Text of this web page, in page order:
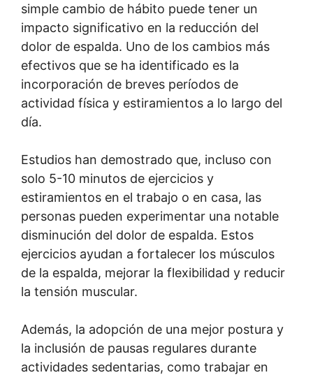
simple cambio de hábito puede tener un
impacto significativo en la reducción del
dolor de espalda. Uno de los cambios más
efectivos que se ha identificado es la
incorporación de breves períodos de
actividad física y estiramientos a lo largo del
día.
Estudios han demostrado que, incluso con
solo 5-10 minutos de ejercicios y
estiramientos en el trabajo o en casa, las
personas pueden experimentar una notable
disminución del dolor de espalda. Estos
ejercicios ayudan a fortalecer los músculos
de la espalda, mejorar la flexibilidad y reducir
la tensión muscular.
Además, la adopción de una mejor postura y
la inclusión de pausas regulares durante
actividades sedentarias, como trabajar en